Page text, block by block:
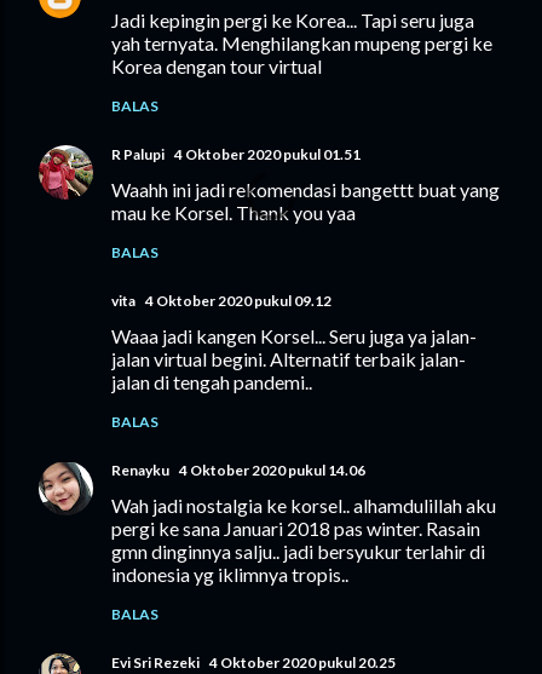
Jadi kepingin pergi ke Korea... Tapi seru juga
yah ternyata. Menghilangkan mupeng pergi ke
Korea dengan tour virtual
BALAS
R Palupi 4 Oktober 2020 pukul 01.51
Waahh ini jadi rekomendasi bangettt buat yang
mau ke Korsel. Thank you yaa
BALAS
vita 4 Oktober 2020 pukul 09.12
Waaa jadi kangen Korsel... Seru juga ya jalan-
jalan virtual begini. Alternatif terbaik jalan-
jalan di tengah pandemi..
BALAS
Renayku 4 Oktober 2020 pukul 14.06
Wah jadi nostalgia ke korsel.. alhamdulillah aku
pergi ke sana Januari 2018 pas winter. Rasain
gmn dinginnya salju.. jadi bersyukur terlahir di
indonesia yg iklimnya tropis..
BALAS
Evi Sri Rezeki 4 Oktober 2020 pukul 20.25